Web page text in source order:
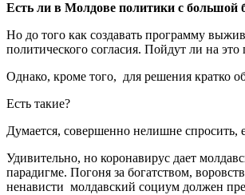
Есть ли в Молдове политики с большой
Но до того как создавать программу
политического согласия. Пойдут ли на
Однако, кроме того, для решения кратко
Есть такие?
Думается, совершенно нелишне спросить,
Удивительно, но коронавирус дает
парадигме. Погоня за богатством,
ненависти молдавский социум должен